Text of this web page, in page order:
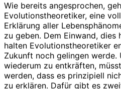
Wie bereits angesprochen,
Evolutionstheoretiker, eine
Erklärung aller
zu geben. Dem Einwand, dies
halten Evolutionstheoretiker
Zukunft noch gelingen werde.
wiederum zu entkräften,
werden, dass es prinzipiell
zu erklären. Dafür gibt es